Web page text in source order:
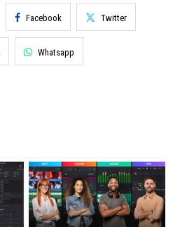
Facebook Twitter
Whatsapp